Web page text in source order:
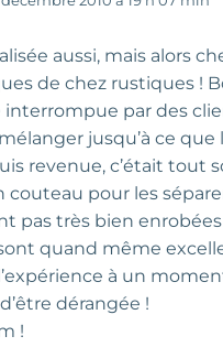
aussi, mais alors
de chez rustiques !
interrompue par des
jusqu’à ce
revenue, c’était tout
couteau pour les
pas très bien
quand même
à un
dérangée !
!